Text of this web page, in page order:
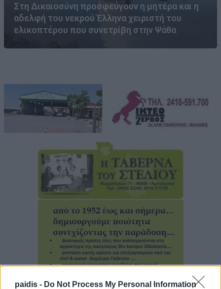
paidis - Do Not Process My Personal Information
Στη Δικαιοσύνη προσφεύγουν η μητέρα και η
αδελφή του νεκρού Έλληνα χειριστή του
ελικοπτέρου που συνετρίβη στην Ψάθα